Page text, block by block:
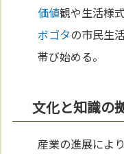
価値観や生活様
ボゴタの市民生
帯び始める。
文化と知識の
産業の進展により